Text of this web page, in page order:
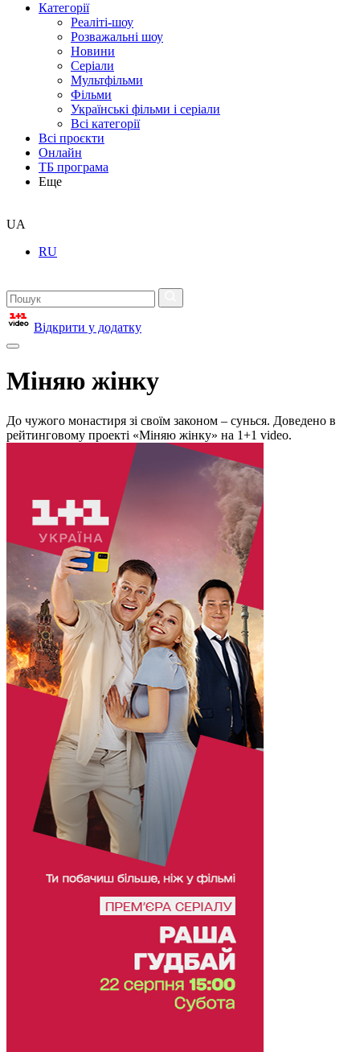
Категорії
Реаліті-шоу
Розважальні шоу
Новини
Серіали
Мультфільми
Фільми
Українські фільми і серіали
Всі категорії
Всі проєкти
Онлайн
ТБ програма
Еще
UA
RU
Відкрити у додатку
Міняю жінку
До чужого монастиря зі своїм законом – сунься. Доведено в
рейтинговому проекті «Міняю жінку» на 1+1 video.